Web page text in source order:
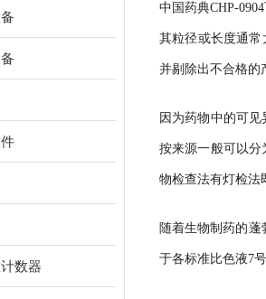
数器
中国药典CHP-
其粒径或长度通常
并剔除出不合格的
因为药物中的可
按来源一般可以
物检查法有灯检法
随着生物制药的
于各标准比色液7